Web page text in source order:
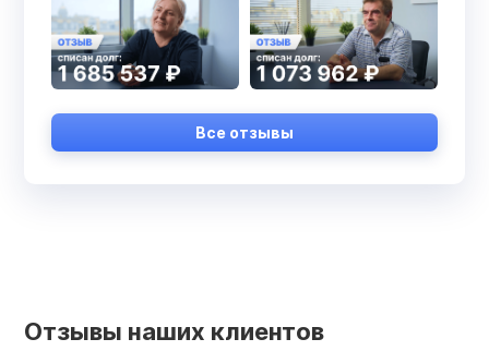
Все отзывы
Отзывы наших клиентов